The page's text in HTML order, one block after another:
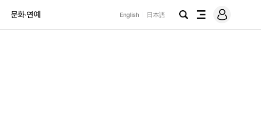
문화·연예 English 日本語
검
전
메
그